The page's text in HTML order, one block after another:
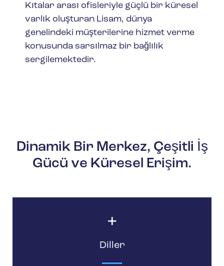
Kıtalar arası ofisleriyle güçlü bir küresel
varlık oluşturan Lisam, dünya
genelindeki müşterilerine hizmet verme
konusunda sarsılmaz bir bağlılık
sergilemektedir.
Dinamik Bir Merkez, Çeşitli İş
Gücü ve Küresel Erişim.
Diller